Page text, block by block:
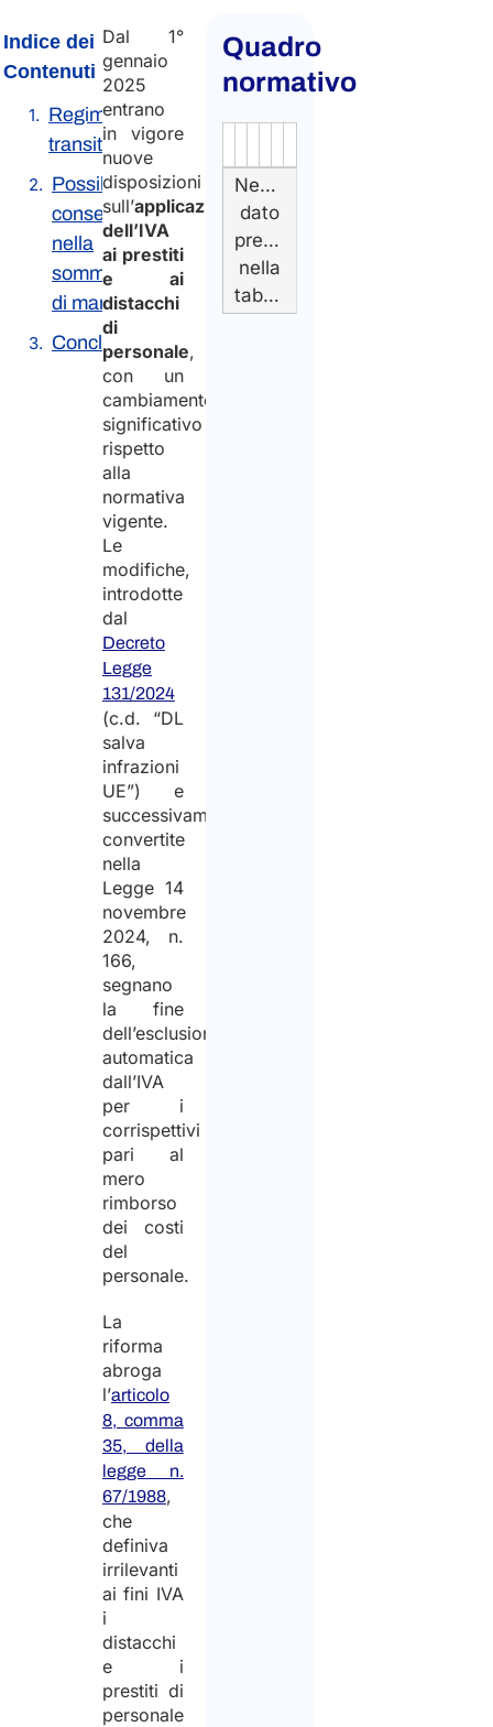
Indice dei
Contenuti
Regime
transitorio
Possibili
conseguenze
nella
somministrazione
di manodopera
Conclusione
Dal 1°
gennaio
2025
entrano
in vigore
nuove
disposizioni
sull’applicazione
dell’IVA
ai prestiti
e ai
distacchi
di
personale,
con un
cambiamento
significativo
rispetto
alla
normativa
vigente.
Le
modifiche,
introdotte
dal
Decreto
Legge
131/2024
(c.d. “DL
salva
infrazioni
UE”) e
successivamente
convertite
nella
Legge 14
novembre
2024, n.
166,
segnano
la fine
dell’esclusione
automatica
dall’IVA
per i
corrispettivi
pari al
mero
rimborso
dei costi
del
personale.
La
riforma
abroga
l’articolo
8, comma
35, della
legge n.
67/1988,
che
definiva
irrilevanti
ai fini IVA
i
distacchi
e i
prestiti di
personale
Quadro
normativo
Nessun
dato
presente
nella
tabella